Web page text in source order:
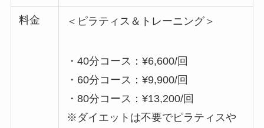
料金 ＜ピラティス＆トレーニング＞
・40分コース：¥6,600/回
・60分コース：¥9,900/回
・80分コース：¥13,200/回
※ダイエットは不要でピラティスや